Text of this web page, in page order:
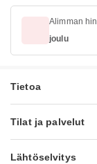
Alimman
joulu
Tietoa
Tilat ja palvelut
Lähtöselvitys